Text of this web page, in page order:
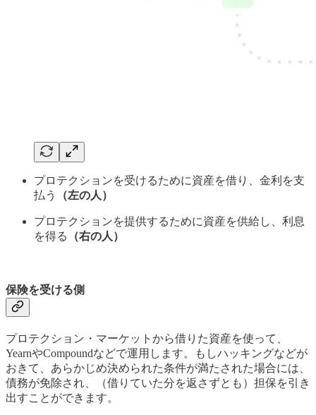
プロテクションを受けるために資産を借り、金利を支
払う
（左の人）
プロテクションを提供するために資産を供給し、利息
を得る
（右の人）
保険を受ける側
プロテクション・マーケットから借りた資産を使って、
YearnやCompoundなどで運用します。もしハッキングなどが
おきて、あらかじめ決められた条件が満たされた場合には、
債務が免除され、（借りていた分を返さずとも）担保を引き
出すことができます。